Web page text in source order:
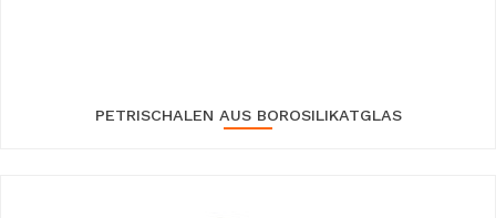
PETRISCHALEN AUS BOROSILIKATGLAS